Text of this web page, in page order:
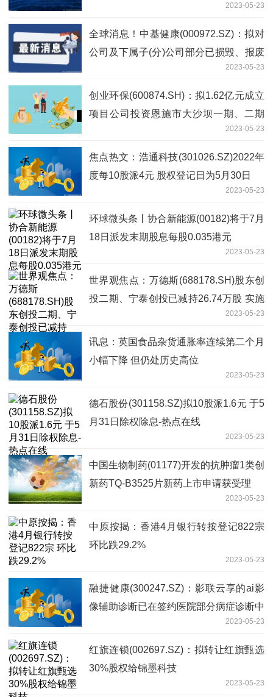
2023-05-23
全球消息！中基健康(000972.SZ)：拟对
公司及下属子(分)公司部分已损毁、报废
2023-05-23
创业环保(600874.SH)：拟1.62亿元成立
项目公司投资恩施市大沙坝一期、二期
(谭家坝)污水处理厂及配套管网工程特许
经营项目
2023-05-23
焦点热文：浩通科技(301026.SZ)2022年
度每10股派4元 股权登记日为5月30日
2023-05-23
环球微头条丨协合新能源(00182)将于7月
18日派发末期股息每股0.035港元
2023-05-23
世界观焦点：万德斯(688178.SH)股东创
投二期、宁泰创投已减持26.74万股 实施
2023-05-23
讯息：英国食品杂货通胀率连续第二个月
小幅下降 但仍处历史高位
2023-05-23
德石股份(301158.SZ)拟10股派1.6元 于5
月31日除权除息-热点在线
2023-05-23
中国生物制药(01177)开发的抗肿瘤1类创
新药TQ-B3525片新药上市申请获受理
2023-05-23
中原按揭：香港4月银行转按登记822宗
环比跌29.2%
2023-05-23
融捷健康(300247.SZ)：影联云享的ai影
像辅助诊断已在签约医院部分病症诊断中
2023-05-23
红旗连锁(002697.SZ)：拟转让红旗甄选
30%股权给锦墨科技
2023-05-23